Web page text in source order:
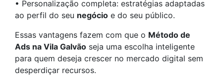
• Personalização completa: estratégias adaptadas
ao perfil do seu negócio e do seu público.
Essas vantagens fazem com que o Método de
Ads na Vila Galvão seja uma escolha inteligente
para quem deseja crescer no mercado digital sem
desperdiçar recursos.